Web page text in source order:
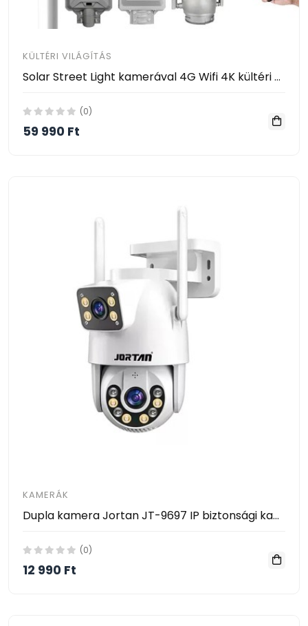
KÜLTÉRI VILÁGÍTÁS
Solar Street Light kamerával 4G Wifi 4K kültéri napelemes figyelő lámpa 600W CCTV vezeték nélküli SPM-TK01
(0)
59 990 Ft
KAMERÁK
Dupla kamera Jortan JT-9697 IP biztonsági kamera Wifi infravörös PTZ
(0)
12 990 Ft